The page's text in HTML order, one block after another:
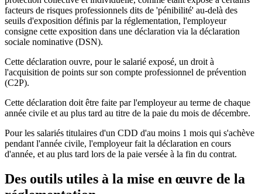
facteurs de risques professionnels dits de 'pénibilité' au-delà des
seuils d'exposition définis par la réglementation, l'employeur
consigne cette exposition dans une déclaration via la déclaration
sociale nominative (DSN).
Cette déclaration ouvre, pour le salarié exposé, un droit à
l'acquisition de points sur son compte professionnel de prévention
(C2P).
Cette déclaration doit être faite par l'employeur au terme de chaque
année civile et au plus tard au titre de la paie du mois de décembre.
Pour les salariés titulaires d'un CDD d'au moins 1 mois qui s'achève
pendant l'année civile, l'employeur fait la déclaration en cours
d'année, et au plus tard lors de la paie versée à la fin du contrat.
Des outils utiles à la mise en œuvre de la